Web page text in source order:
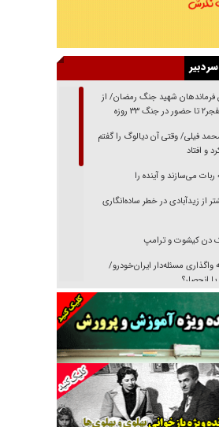
فرماندهان شهید جنگ رمضان/ از
۳۳ روزه
فیلی/ وقتی آن دیالوگ را گفتم
و افتاد
ربات می‌سازند و آینده را
از زیدآبادی در خطر ساده‌انگاری
دن کیشوت و ترامپ
واگذاری مسئله‌دار ایران‌خودرو/
انحصار؟
آقای باقی و رفقا
با مدرک فوق‌دیپلم! + گفت‌وگو
یکی از شهدای جنگ رمضان/
را از انگشت‌های پا شناسایی کردیم
الگو می‌گیرد